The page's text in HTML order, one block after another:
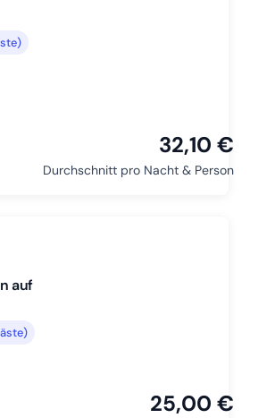
32,10 €
Durchschnitt pro Nacht & Person
auf
25,00 €